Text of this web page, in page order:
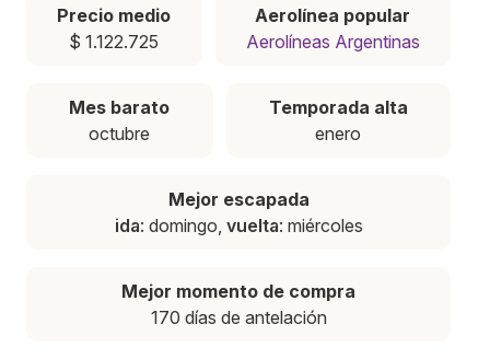
Precio medio
$ 1.122.725
Aerolínea popular
Aerolíneas Argentinas
Mes barato
octubre
Temporada alta
enero
Mejor escapada
ida: domingo, vuelta: miércoles
Mejor momento de compra
170 días de antelación